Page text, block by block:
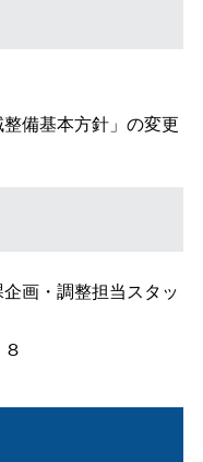
備基本方針」の変更
画・調整担当スタッ